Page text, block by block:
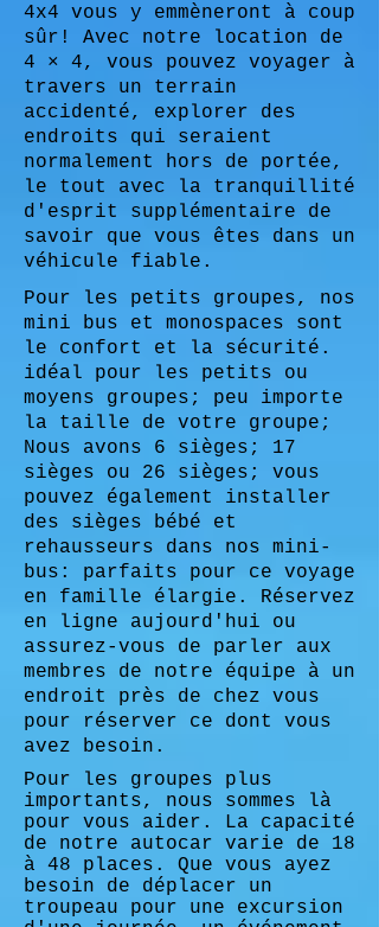
4x4 vous y emmèneront à coup
sûr! Avec notre location de
4 × 4, vous pouvez voyager à
travers un terrain
accidenté, explorer des
endroits qui seraient
normalement hors de portée,
le tout avec la tranquillité
d'esprit supplémentaire de
savoir que vous êtes dans un
véhicule fiable.
Pour les petits groupes, nos
mini bus et monospaces sont
le confort et la sécurité.
idéal pour les petits ou
moyens groupes; peu importe
la taille de votre groupe;
Nous avons 6 sièges; 17
sièges ou 26 sièges; vous
pouvez également installer
des sièges bébé et
rehausseurs dans nos mini-
bus: parfaits pour ce voyage
en famille élargie. Réservez
en ligne aujourd'hui ou
assurez-vous de parler aux
membres de notre équipe à un
endroit près de chez vous
pour réserver ce dont vous
avez besoin.
Pour les groupes plus
importants, nous sommes là
pour vous aider. La capacité
de notre autocar varie de 18
à 48 places. Que vous ayez
besoin de déplacer un
troupeau pour une excursion